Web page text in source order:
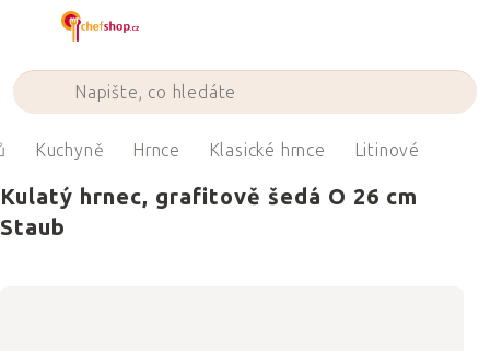
Kuchyně Hrnce Klasické hrnce Litinové
Kulatý hrnec, grafitově šedá O 26 cm
Staub